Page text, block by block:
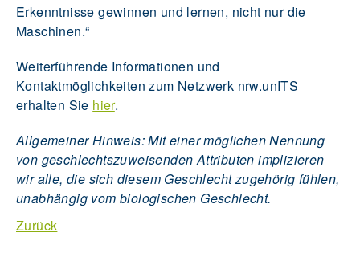
Erkenntnisse gewinnen und lernen, nicht nur die
Maschinen.“
Weiterführende Informationen und
Kontaktmöglichkeiten zum Netzwerk nrw.unITS
erhalten Sie hier.
Allgemeiner Hinweis: Mit einer möglichen Nennung
von geschlechtszuweisenden Attributen implizieren
wir alle, die sich diesem Geschlecht zugehörig fühlen,
unabhängig vom biologischen Geschlecht.
Zurück